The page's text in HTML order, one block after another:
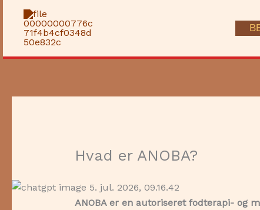
indholdet
Hvad er ANOBA?
ANOBA er en autoriseret fodterapi- og